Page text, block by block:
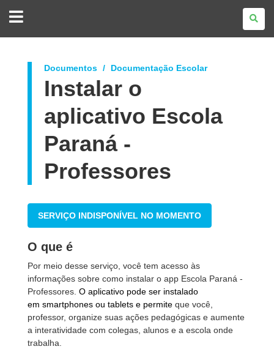
DO
Documentos Documentação Escolar
Instalar o
aplicativo Escola
Paraná -
Professores
SERVIÇO INDISPONÍVEL NO MOMENTO
O que é
Por meio desse serviço, você tem acesso às
informações sobre como instalar o app Escola Paraná -
Professores. O aplicativo pode ser instalado
em smartphones ou tablets e permite que você,
professor, organize suas ações pedagógicas e aumente
a interatividade com colegas, alunos e a escola onde
trabalha.